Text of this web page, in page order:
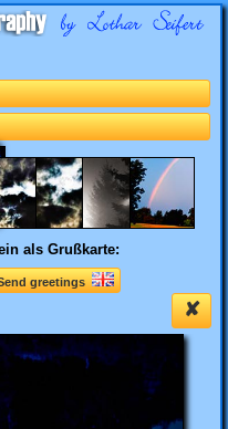
als Grußkarte:
greetings
✘